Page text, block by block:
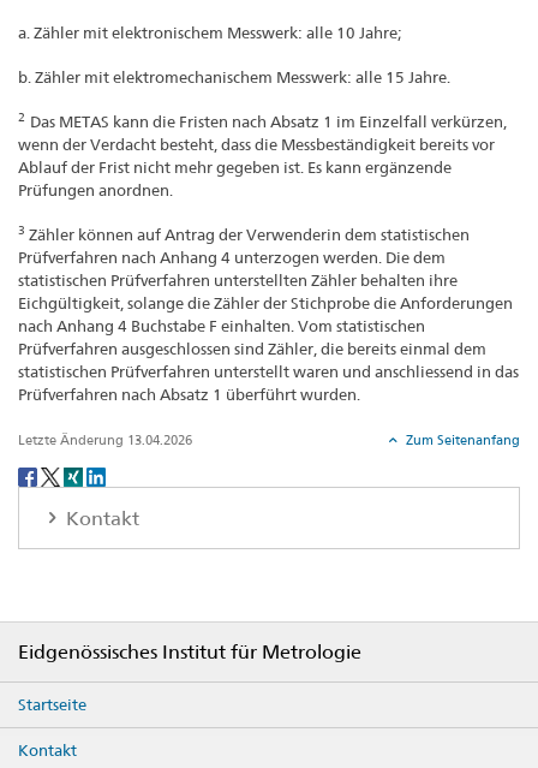
a. Zähler mit elektronischem Messwerk: alle 10 Jahre;
b. Zähler mit elektromechanischem Messwerk: alle 15 Jahre.
2 Das METAS kann die Fristen nach Absatz 1 im Einzelfall verkürzen,
wenn der Verdacht besteht, dass die Messbeständigkeit bereits vor
Ablauf der Frist nicht mehr gegeben ist. Es kann ergänzende
Prüfungen anordnen.
3 Zähler können auf Antrag der Verwenderin dem statistischen
Prüfverfahren nach Anhang 4 unterzogen werden. Die dem
statistischen Prüfverfahren unterstellten Zähler behalten ihre
Eichgültigkeit, solange die Zähler der Stichprobe die Anforderungen
nach Anhang 4 Buchstabe F einhalten. Vom statistischen
Prüfverfahren ausgeschlossen sind Zähler, die bereits einmal dem
statistischen Prüfverfahren unterstellt waren und anschliessend in das
Prüfverfahren nach Absatz 1 überführt wurden.
Letzte Änderung 13.04.2026 Zum Seitenanfang
Social
Kontakt
Eidgenössisches Institut für Metrologie
Startseite
Kontakt